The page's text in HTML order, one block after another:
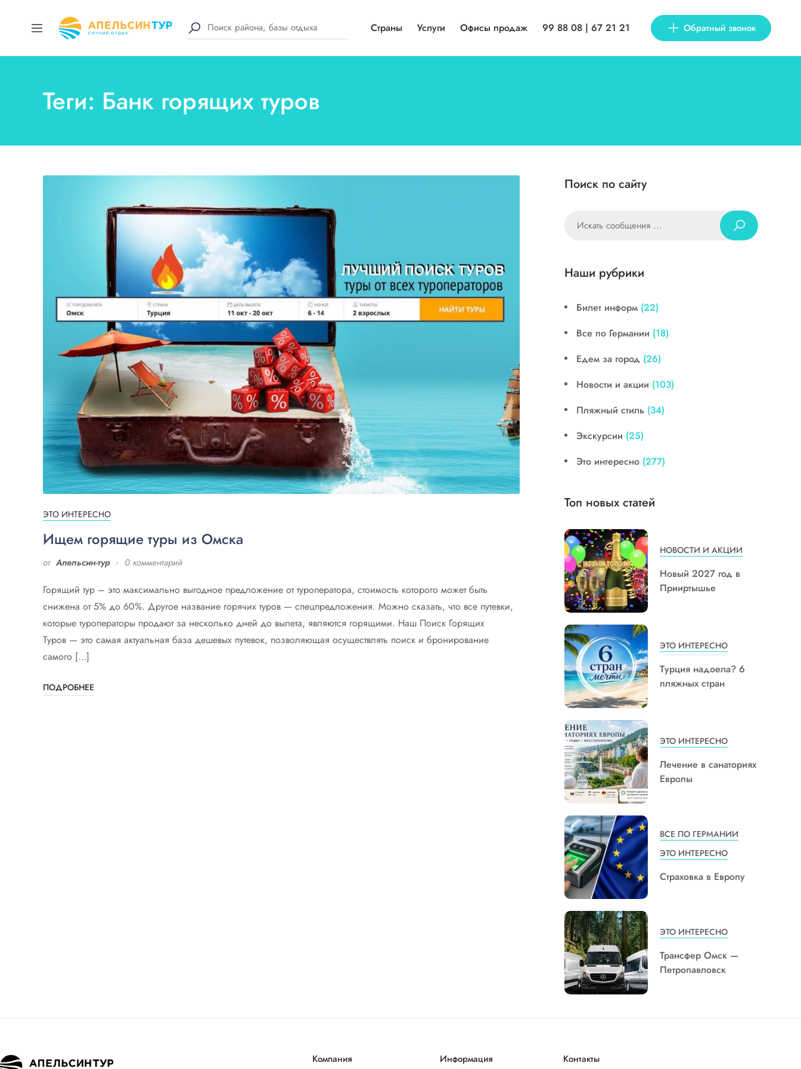
Страны Услуги Офисы продаж 99 88 08 | 67 21 21 Обратный звонок
Теги: Банк горящих туров
ЭТО ИНТЕРЕСНО
Ищем горящие туры из Омска
от Апельсин-тур 0 комментарий
Горящий тур – это максимально выгодное предложение от туроператора, стоимость которого может быть
снижена от 5% до 60%. Другое название горячих туров — спецпредложения. Можно сказать, что все путевки,
которые туроператоры продают за несколько дней до вылета, являются горящими. Наш Поиск Горящих
Туров — это самая актуальная база дешевых путевок, позволяющая осуществлять поиск и бронирование
самого […]
ПОДРОБНЕЕ
Поиск по сайту
Наши рубрики
Билет информ (22)
Все по Германии (18)
Едем за город (26)
Новости и акции (103)
Пляжный стиль (34)
Экскурсии (25)
Это интересно (277)
Топ новых статей
НОВОСТИ И АКЦИИ
Новый 2027 год в
Прииртышье
ЭТО ИНТЕРЕСНО
Турция надоела? 6
пляжных стран
ЭТО ИНТЕРЕСНО
Лечение в санаториях
Европы
ВСЕ ПО ГЕРМАНИИ
ЭТО ИНТЕРЕСНО
Страховка в Европу
ЭТО ИНТЕРЕСНО
Трансфер Омск —
Петропавловск
Компания Информация Контакты